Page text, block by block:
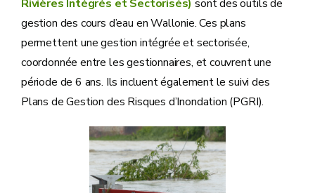
Rivières Intégrés et Sectorisés) sont des outils de
gestion des cours d’eau en Wallonie. Ces plans
permettent une gestion intégrée et sectorisée,
coordonnée entre les gestionnaires, et couvrent une
période de 6 ans. Ils incluent également le suivi des
Plans de Gestion des Risques d’Inondation (PGRI).